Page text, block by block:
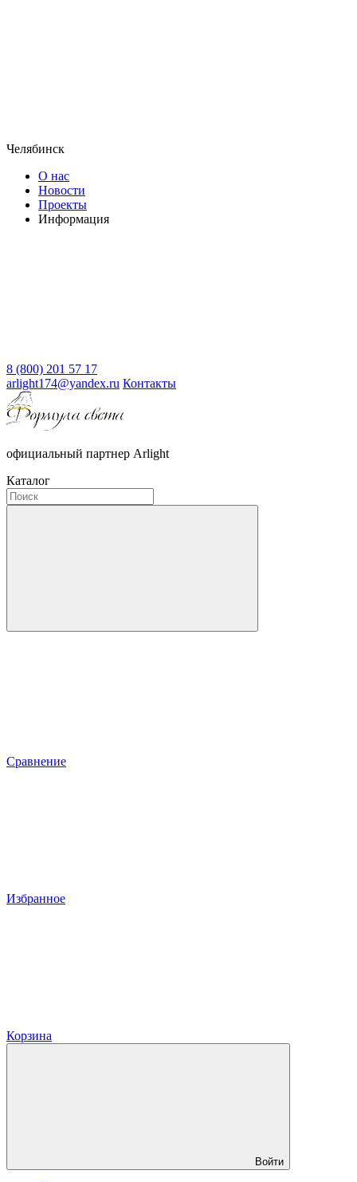
Челябинск
О нас
Новости
Проекты
Информация
8 (800) 201 57 17
arlight174@yandex.ru Контакты
официальный партнер Arlight
Каталог
Сравнение
Избранное
Корзина
Войти